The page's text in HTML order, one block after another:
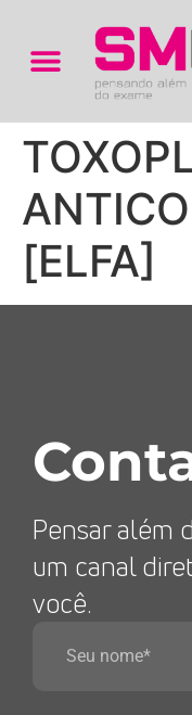
[ELFA]
Pensar além
um canal
você.